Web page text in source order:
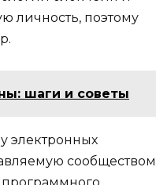
личность, поэтому
шаги и советы
электронных
cообществом